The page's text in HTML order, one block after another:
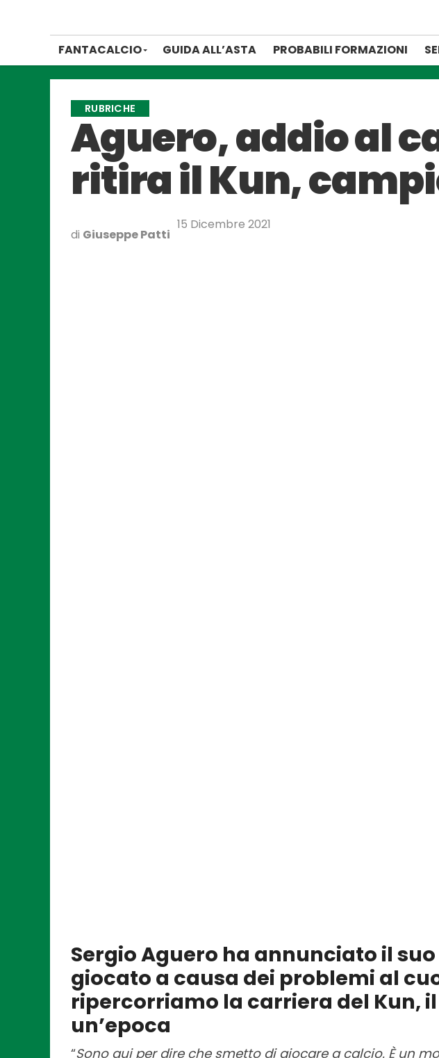
FANTACALCIO GUIDA ALL’ASTA PROBABILI FORMAZIONI
RUBRICHE
Aguero, addio al
ritira il Kun,
di Giuseppe Patti
15 Dicembre 2021
Sergio Aguero ha annunciato il
giocato a causa dei problemi al
ripercorriamo la carriera del Kun,
un’epoca
“Sono qui per dire che smetto di giocare a calcio. È un